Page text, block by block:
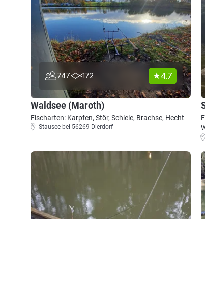
747 172 4.7
Waldsee (Maroth)
Fischarten: Karpfen, Stör, Schleie, Brachse, Hecht
Stausee bei 56269 Dierdorf